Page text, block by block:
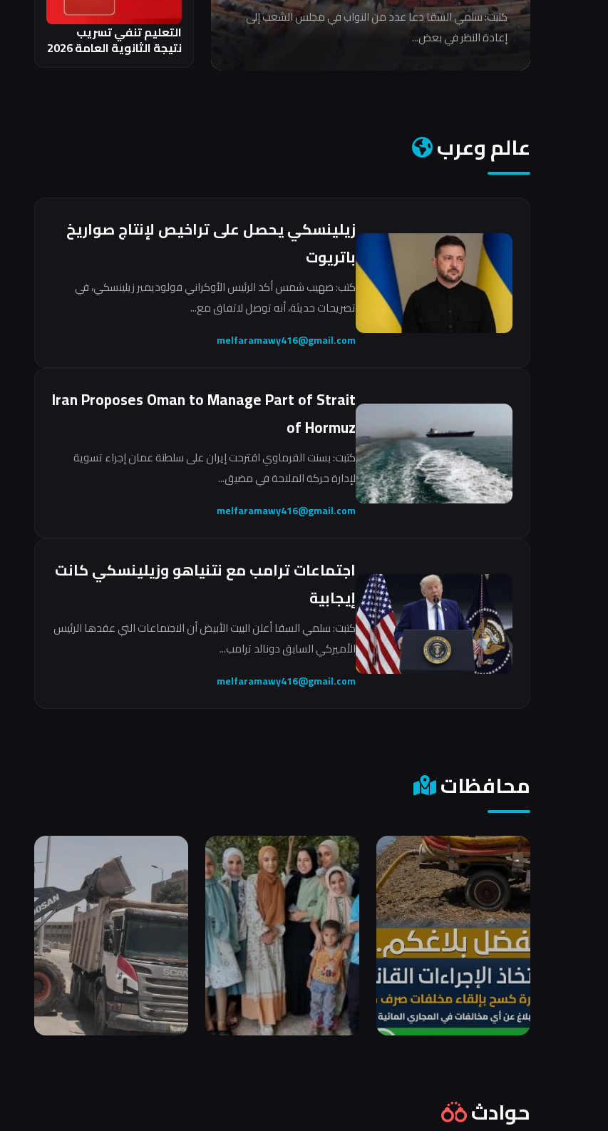
كتبت: سلمي السقا دعا عدد من النواب في مجلس الشعب إلى
إعادة النظر في بعض...
التعليم تنفي تسريب
نتيجة الثانوية العامة 2026
عالم وعرب
زيلينسكي يحصل على تراخيص لإنتاج صواريخ
باتريوت
كتب: صهيب شمس أكد الرئيس الأوكراني فولوديمير زيلينسكي، في
تصريحات حديثة، أنه توصل لاتفاق مع...
melfaramawy416@gmail.com
Iran Proposes Oman to Manage Part of Strait
of Hormuz
كتبت: بسنت الفرماوي اقترحت إيران على سلطنة عمان إجراء تسوية
لإدارة حركة الملاحة في مضيق...
melfaramawy416@gmail.com
اجتماعات ترامب مع نتنياهو وزيلينسكي كانت
إيجابية
كتبت: سلمي السقا أعلن البيت الأبيض أن الاجتماعات التي عقدها الرئيس
الأميركي السابق دونالد ترامب...
melfaramawy416@gmail.com
محافظات
حوادث